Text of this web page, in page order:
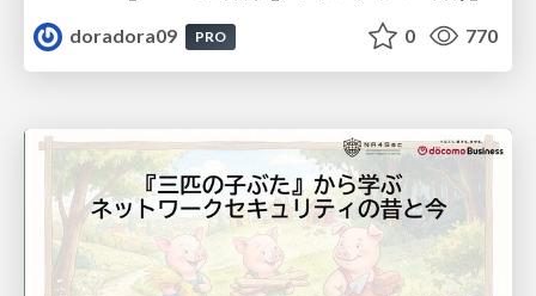
doradora09
PRO 0 770